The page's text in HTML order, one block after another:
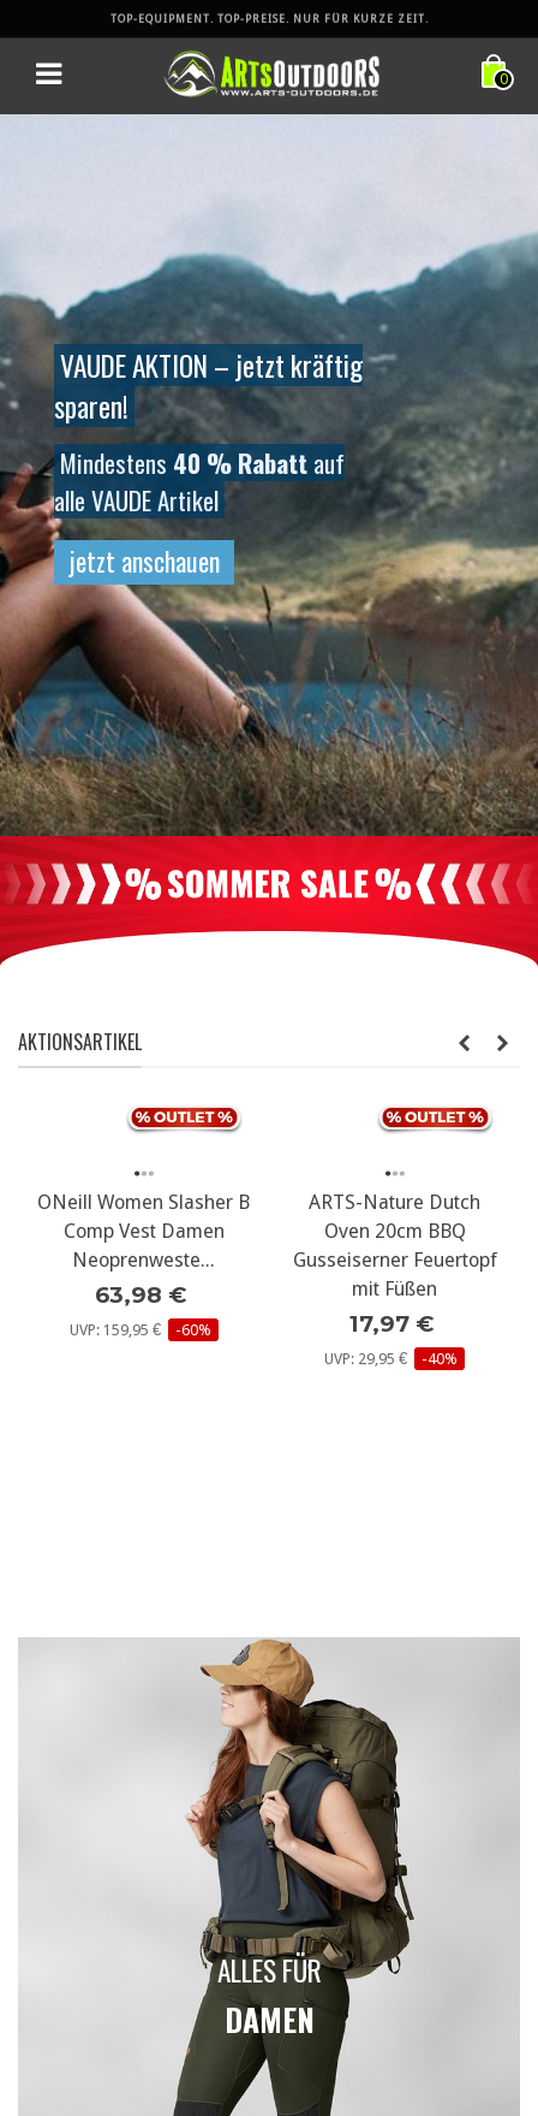
TOP-EQUIPMENT. TOP-PREISE. NUR FÜR KURZE ZEIT.
0
NICHT NUR ZUM ABHÄNGEN -
SCHUHE, DIE DICH BEWEGEN
AKTIONSARTIKEL
ONeill Women Slasher B
Comp Vest Damen
Neoprenweste...
ARTS-Nature Dutch
Oven 20cm BBQ
Gusseiserner Feuertopf
mit Füßen
17,97 €
UVP: 29,95 € -40%
ALLES FÜR
DAMEN